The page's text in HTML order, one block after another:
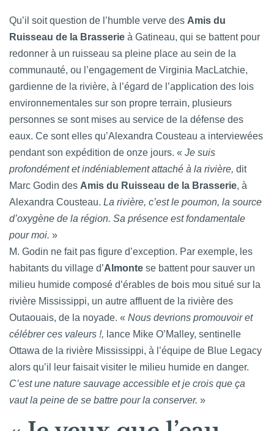
Qu’il soit question de l’humble verve des Amis du
Ruisseau de la Brasserie à Gatineau, qui se battent pour
redonner à un ruisseau sa pleine place au sein de la
communauté, ou l’engagement de Virginia MacLatchie,
gardienne de la rivière, à l’égard de l’application des lois
environnementales sur son propre terrain, plusieurs
personnes se sont mises au service de la défense des
eaux. Ce sont elles qu’Alexandra Cousteau a interviewées
pendant son expédition de onze jours. « Je suis
profondément et indéniablement attaché à la rivière, dit
Marc Godin des Amis du Ruisseau de la Brasserie, à
Alexandra Cousteau. La rivière, c’est le poumon, la source
d’oxygène de la région. Sa présence est fondamentale
pour moi. »
M. Godin ne fait pas figure d’exception. Par exemple, les
habitants du village d’Almonte se battent pour sauver un
milieu humide composé d’érables de bois mou situé sur la
rivière Mississippi, un autre affluent de la rivière des
Outaouais, de la noyade. « Nous devrions promouvoir et
célébrer ces valeurs !, lance Mike O’Malley, sentinelle
Ottawa de la rivière Mississippi, à l’équipe de Blue Legacy
alors qu’il leur faisait visiter le milieu humide en danger.
C’est une nature sauvage accessible et je crois que ça
vaut la peine de se battre pour la conserver. »